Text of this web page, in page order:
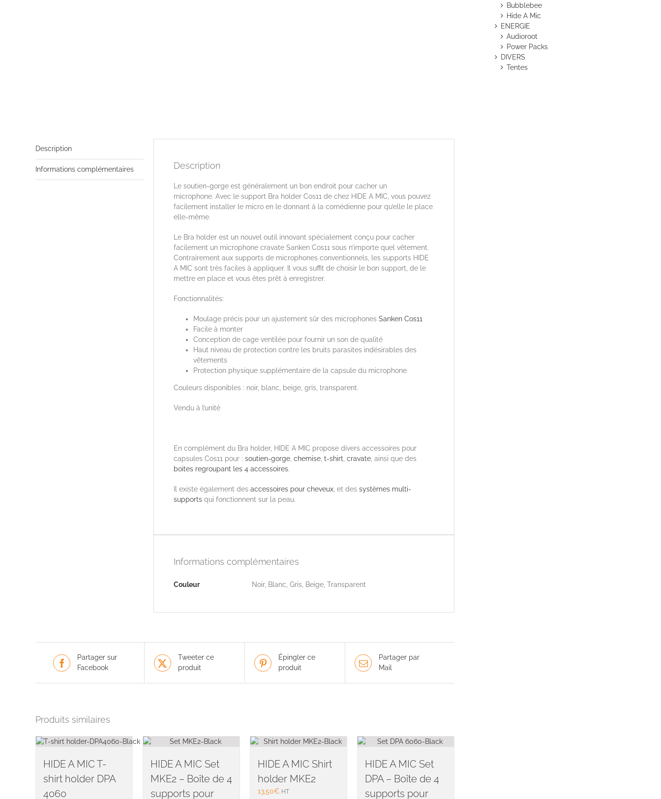
Description
Informations complémentaires Description
Le soutien-gorge est généralement un bon endroit pour cacher un
microphone. Avec le support Bra holder Cos11 de chez HIDE A MIC, vous pouvez
facilement installer le micro en le donnant à la comédienne pour qu’elle le place
elle-même.
Le Bra holder est un nouvel outil innovant spécialement conçu pour cacher
facilement un microphone cravate Sanken Cos11 sous n’importe quel vêtement.
Contrairement aux supports de microphones conventionnels, les supports HIDE
A MIC sont très faciles à appliquer. Il vous suffit de choisir le bon support, de le
mettre en place et vous êtes prêt à enregistrer.
Fonctionnalités:
Moulage précis pour un ajustement sûr des microphones Sanken Cos11
Facile à monter
Conception de cage ventilée pour fournir un son de qualité
Haut niveau de protection contre les bruits parasites indésirables des
vêtements
Protection physique supplémentaire de la capsule du microphone
Couleurs disponibles : noir, blanc, beige, gris, transparent.
Vendu à l’unité
En complément du Bra holder, HIDE A MIC propose divers accessoires pour
capsules Cos11 pour : soutien-gorge chemise t-shirt cravate , ainsi que des
boites regroupant les 4 accessoires.
Il existe également des accessoires pour cheveux , et des systèmes multi-
supports qui fonctionnent sur la peau.
Informations complémentaires
Couleur Noir, Blanc, Gris, Beige, Transparent
Partager sur
Facebook
Tweeter ce
produit
Épingler ce
produit
Partager par
Mail
Produits similaires
HIDE A MIC T-
shirt holder DPA
4060
HIDE A MIC Set
MKE2 – Boîte de 4
supports pour
HIDE A MIC Shirt
holder MKE2
13,50€ HT
HIDE A MIC Set
DPA – Boîte de 4
supports pour
Bubblebee
Hide A Mic
ENERGIE
Audioroot
Power Packs
DIVERS
Tentes